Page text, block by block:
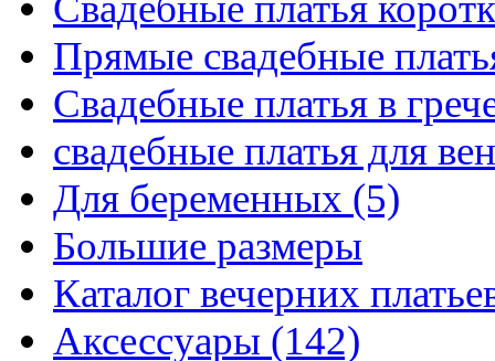
Прямые свадебные
Свадебные платья в
свадебные платья для
Для беременных (5)
Большие размеры
Каталог вечерних
Аксессуары (142)